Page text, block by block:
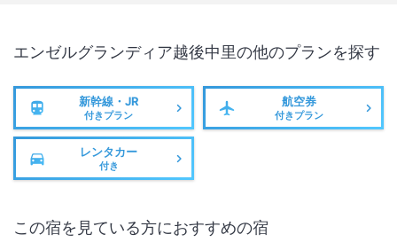
エンゼルグランディア越後中里の他のプランを探す
新幹線・JR
付きプラン
航空券
付きプラン
レンタカー
付き
この宿を見ている方におすすめの宿